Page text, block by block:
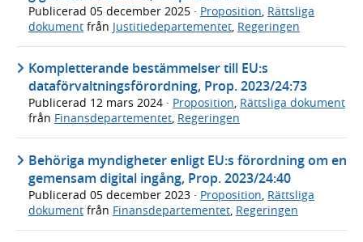
Publicerad 05 december 2025 · Proposition Rättsliga
dokument från Justitiedepartementet Regeringen
Kompletterande bestämmelser till EU:s
dataförvaltningsförordning, Prop. 2023/24:73
Publicerad 12 mars 2024 · Proposition, Rättsliga dokument
från Finansdepartementet, Regeringen
Behöriga myndigheter enligt EU:s förordning om en
gemensam digital ingång, Prop. 2023/24:40
Publicerad 05 december 2023 · Proposition, Rättsliga
dokument från Finansdepartementet, Regeringen